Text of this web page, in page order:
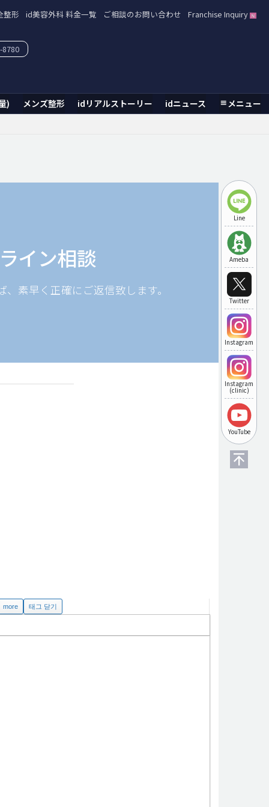
整形 id美容外科 料金一覧 ご相談のお問い合わせ Franchise Inquiry
) メンズ整形 idリアルストーリー idニュース メニュー
8780
Line
Ameba
Twitter
Instagram
Instagram
(clinic)
YouTube
イン相談
素早く正確にご返信致します。